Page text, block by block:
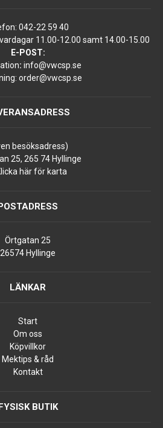
042-22 59 40
11.00-12.00 samt 14.00-15.00
E-POST:
: info@vwcsp.se
order@vwcsp.se
besöksadress)
25, 265 74 Hyllinge
här för karta
Örtgatan 25
26574 Hyllinge
LÄNKAR
Start
Om oss
Köpvillkor
Mektips & råd
Kontakt
BUTIK